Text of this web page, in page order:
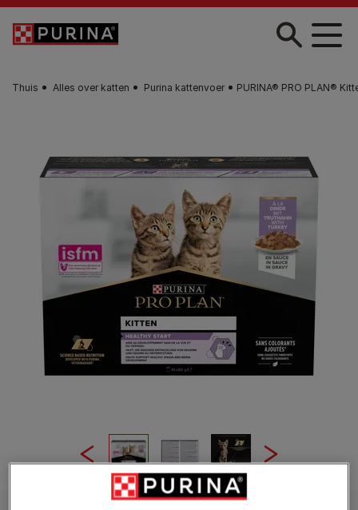
Skip to main content
Thuis Alles over katten Purina kattenvoer PURINA® PRO PLAN®